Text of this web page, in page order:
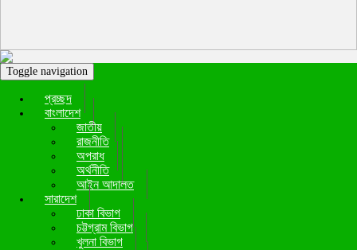
Toggle navigation
প্রচ্ছদ
বাংলাদেশ
জাতীয়
রাজনীতি
অপরাধ
অর্থনীতি
আইন আদালত
সারাদেশ
ঢাকা বিভাগ
চট্টগ্রাম বিভাগ
খুলনা বিভাগ